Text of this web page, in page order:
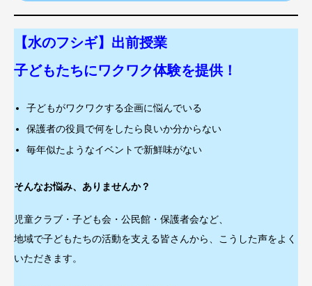
【水のフシギ】出前授業
子どもたちにワクワク体験を提供！
子どもがワクワクする企画に悩んでいる
保護者の役員で何をしたら良いか分からない
毎年似たようなイベントで新鮮味がない
そんなお悩み、ありませんか？
児童クラブ・子ども会・公民館・保護者会など、
地域で子どもたちの活動を支える皆さんから、こうした声をよく
いただきます。